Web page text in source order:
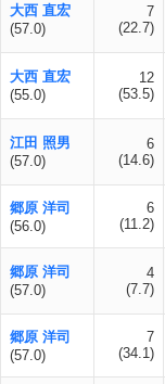
大西 直宏
(57.0)
7
(22.7)
大西 直宏
(55.0)
12
(53.5)
江田 照男
(57.0)
6
(14.6)
郷原 洋司
(56.0)
6
(11.2)
郷原 洋司
(57.0)
4
(7.7)
郷原 洋司
(57.0)
7
(34.1)